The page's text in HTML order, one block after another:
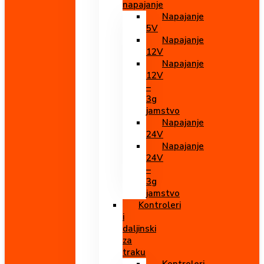
napajanje
Napajanje
5V
Napajanje
12V
Napajanje
12V
–
3g
jamstvo
Napajanje
24V
Napajanje
24V
–
3g
jamstvo
Kontroleri
i
daljinski
za
traku